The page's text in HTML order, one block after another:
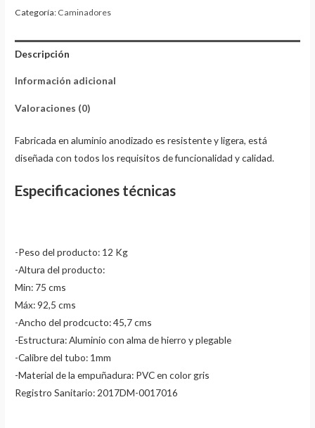
Categoría: Caminadores
Descripción
Información adicional
Valoraciones (0)
Fabricada en aluminio anodizado es resistente y ligera, está
diseñada con todos los requisitos de funcionalidad y calidad.
Especificaciones técnicas
-Peso del producto: 12 Kg
-Altura del producto:
Min: 75 cms
Máx: 92,5 cms
-Ancho del prodcucto: 45,7 cms
-Estructura: Aluminio con alma de hierro y plegable
-Calibre del tubo: 1mm
-Material de la empuñadura: PVC en color gris
Registro Sanitario: 2017DM-0017016